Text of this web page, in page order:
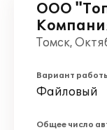
ООО
Томск,
Вариант
Файловый
Общее число